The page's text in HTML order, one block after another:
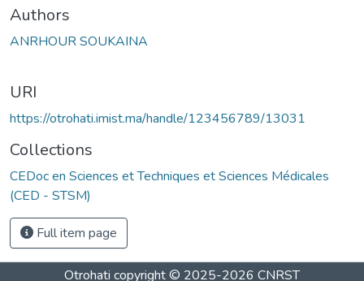
Authors
ANRHOUR SOUKAINA
URI
https://otrohati.imist.ma/handle/123456789/13031
Collections
CEDoc en Sciences et Techniques et Sciences Médicales
(CED - STSM)
Full item page
Otrohati copyright © 2025-2026 CNRST